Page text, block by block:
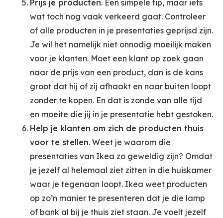
Prijs je producten. Een simpele tip, maar iets
wat toch nog vaak verkeerd gaat. Controleer
of alle producten in je presentaties geprijsd zijn.
Je wil het namelijk niet onnodig moeilijk maken
voor je klanten. Moet een klant op zoek gaan
naar de prijs van een product, dan is de kans
groot dat hij of zij afhaakt en naar buiten loopt
zonder te kopen. En dat is zonde van alle tijd
en moeite die jij in je presentatie hebt gestoken.
Help je klanten om zich de producten thuis
voor te stellen. Weet je waarom die
presentaties van Ikea zo geweldig zijn? Omdat
je jezelf al helemaal ziet zitten in die huiskamer
waar je tegenaan loopt. Ikea weet producten
op zo’n manier te presenteren dat je die lamp
of bank al bij je thuis ziet staan. Je voelt jezelf